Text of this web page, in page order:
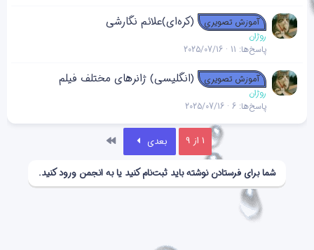
آموزش تصویری (کره‌ای)علائم نگارشی
روژان
پاسخ‌ها 11
2025/07/16
آموزش تصویری (انگلیسی) ژانرهای مختلف فیلم
روژان
پاسخ‌ها 6
2025/07/16
1 از 9 بعدی
شما برای فرستادن نوشته باید ثبت‌نام کنید یا به انجمن ورود کنید.